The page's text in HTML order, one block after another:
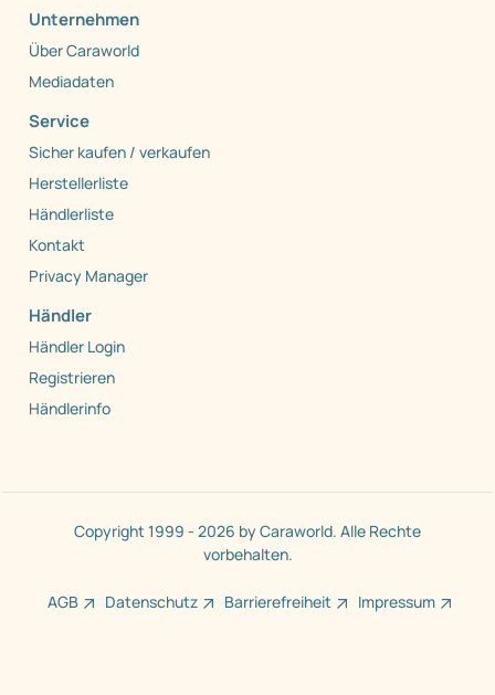
Unternehmen
Über Caraworld
Mediadaten
Service
Sicher kaufen / verkaufen
Herstellerliste
Händlerliste
Kontakt
Privacy Manager
Händler
Händler Login
Registrieren
Händlerinfo
Copyright 1999 - 2026 by Caraworld. Alle Rechte
vorbehalten.
AGB Datenschutz Barrierefreiheit Impressum